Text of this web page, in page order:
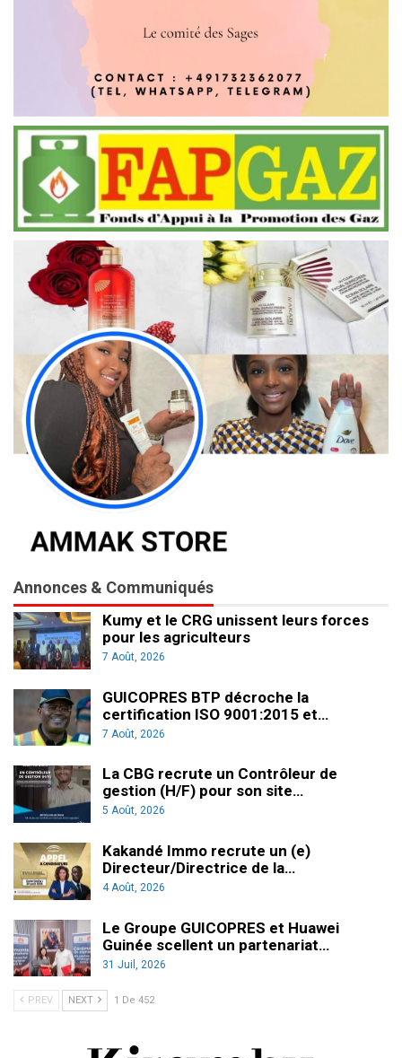
Annonces & Communiqués
Kumy et le CRG unissent leurs forces
pour les agriculteurs
7 Août, 2026
GUICOPRES BTP décroche la
certification ISO 9001:2015 et…
7 Août, 2026
La CBG recrute un Contrôleur de
gestion (H/F) pour son site…
5 Août, 2026
Kakandé Immo recrute un (e)
Directeur/Directrice de la…
4 Août, 2026
Le Groupe GUICOPRES et Huawei
Guinée scellent un partenariat…
31 Juil, 2026
PREV NEXT 1 De 452